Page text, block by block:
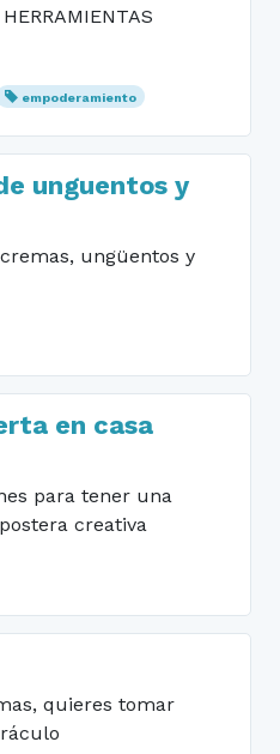
empoderamiento
unguentos y
ungüentos y
en casa
para tener una
creativa
quieres tomar